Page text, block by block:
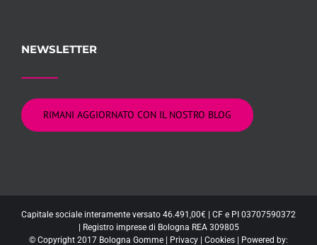
NEWSLETTER
RIMANI AGGIORNATO CON IL NOSTRO BLOG
Capitale sociale interamente versato 46.491,00€ | CF e PI 03707590372
| Registro imprese di Bologna REA 309805
© Copyright 2017 Bologna Gomme | Privacy | Cookies | Powered by: